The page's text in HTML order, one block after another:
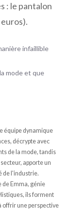
: le pantalon
infaillible
mode et que
équipe dynamique
décrypte avec
de la mode, tandis
apporte un
de l'industrie.
de Emma, génie
ils forment
offrir une perspective